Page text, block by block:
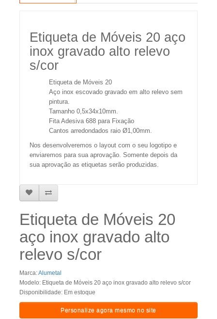
Etiqueta de Móveis 20 aço
inox gravado alto relevo
s/cor
Etiqueta de Móveis 20
Aço inox escovado gravado em alto relevo sem
pintura.
Tamanho 0,5x34x10mm.
Fita Adesiva 688 para Fixação
Cantos arredondados raio Ø1,00mm.
Nos desenvolveremos o layout com o seu logotipo e
enviaremos para sua aprovação. Somente depois da
sua aprovação as etiquetas serão produzidas.
Etiqueta de Móveis 20
aço inox gravado alto
relevo s/cor
Marca:Alumetal
Modelo: Etiqueta de Móveis 20 aço inox gravado alto relevo s/cor
Disponibilidade: Em estoque
Personalize agora mesmo no site